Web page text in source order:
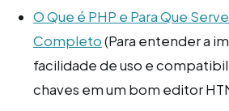
O Que é PHP e Para Que
Completo(Para entender a
facilidade de uso e
chaves em um bom editor